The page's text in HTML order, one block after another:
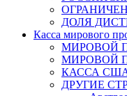
ДОЛЯ
Касса мирового
МИРОВОЙ
МИРОВОЙ
КАССА
ДРУГИЕ